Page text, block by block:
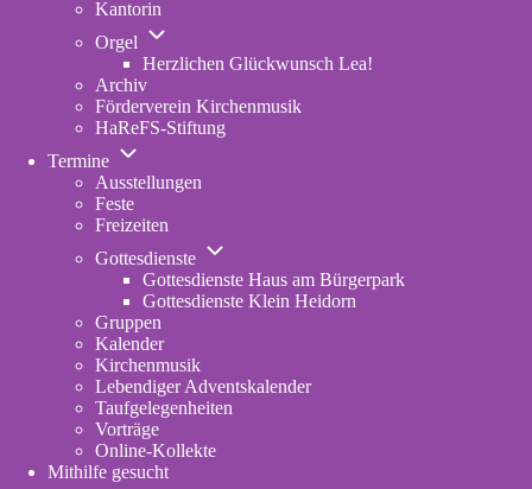
Kantorin
Orgel
Unternavigation
Orgel
Herzlichen Glückwunsch Lea!
Archiv
Förderverein Kirchenmusik
HaReFS-Stiftung
Termine
Unternavigation
Termine
Ausstellungen
Feste
Freizeiten
Gottesdienste
Unternavigation
Gottesdienste
Gottesdienste Haus am Bürgerpark
Gottesdienste Klein Heidorn
Gruppen
Kalender
Kirchenmusik
Lebendiger Adventskalender
Taufgelegenheiten
Vorträge
Online-Kollekte
Mithilfe gesucht